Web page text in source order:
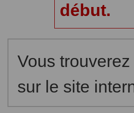
début.
Vous
sur le site